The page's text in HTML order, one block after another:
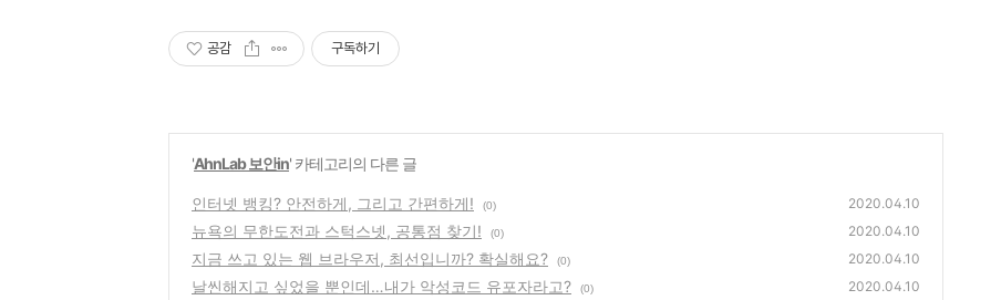
공감 구독하기
'AhnLab 보안in' 카테고리의 다른 글
인터넷 뱅킹? 안전하게, 그리고 간편하게! (0) 2020.04.10
뉴욕의 무한도전과 스턱스넷, 공통점 찾기! (0) 2020.04.10
지금 쓰고 있는 웹 브라우저, 최선입니까? 확실해요? (0) 2020.04.10
날씬해지고 싶었을 뿐인데…내가 악성코드 유포자라고? (0) 2020.04.10